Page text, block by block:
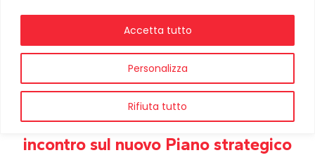
Personalizza
Rifiuta tutto
Accetta tutto
PSM in tour: il 14 luglio a Imola il terzo
incontro sul nuovo Piano strategico